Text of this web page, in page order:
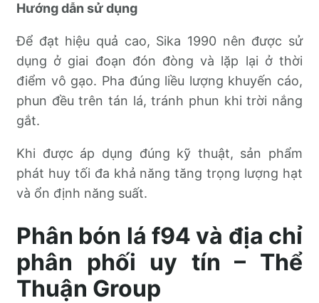
Hướng dẫn sử dụng
Để đạt hiệu quả cao, Sika 1990 nên được sử
dụng ở giai đoạn đón đòng và lặp lại ở thời
điểm vô gạo. Pha đúng liều lượng khuyến cáo,
phun đều trên tán lá, tránh phun khi trời nắng
gắt.
Khi được áp dụng đúng kỹ thuật, sản phẩm
phát huy tối đa khả năng tăng trọng lượng hạt
và ổn định năng suất.
Phân bón lá f94 và địa chỉ
phân phối uy tín – Thể
Thuận Group